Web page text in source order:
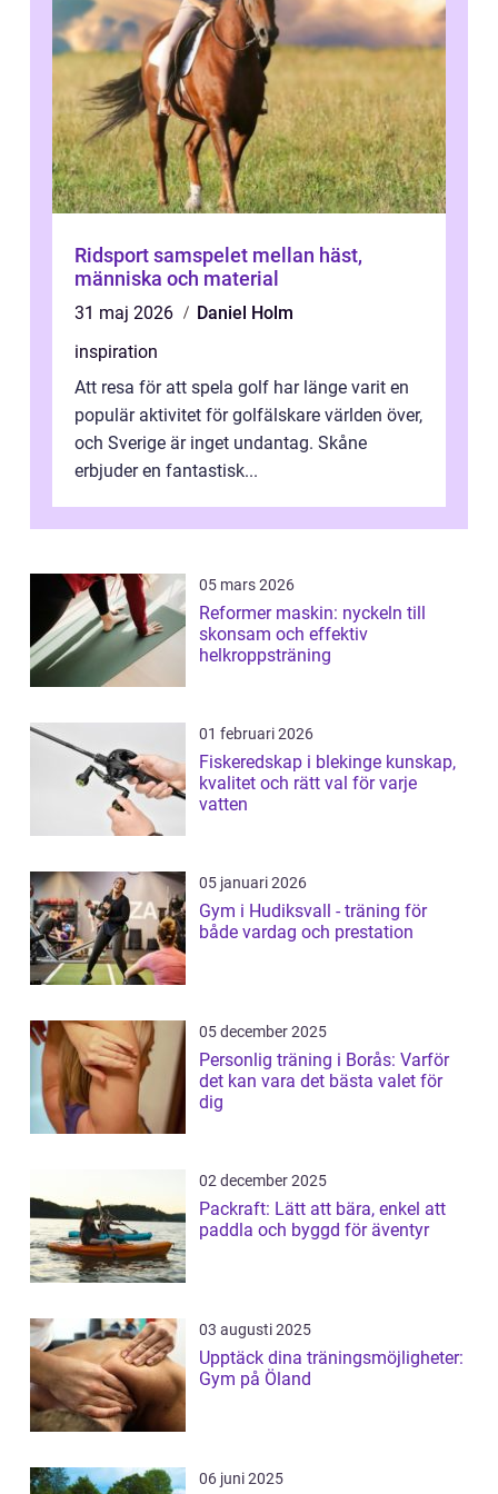
Ridsport samspelet mellan häst,
människa och material
31 maj 2026
Daniel Holm
inspiration
Att resa för att spela golf har länge varit en
populär aktivitet för golfälskare världen över,
och Sverige är inget undantag. Skåne
erbjuder en fantastisk...
05 mars 2026
Reformer maskin: nyckeln till
skonsam och effektiv
helkroppsträning
01 februari 2026
Fiskeredskap i blekinge kunskap,
kvalitet och rätt val för varje
vatten
05 januari 2026
Gym i Hudiksvall - träning för
både vardag och prestation
05 december 2025
Personlig träning i Borås: Varför
det kan vara det bästa valet för
dig
02 december 2025
Packraft: Lätt att bära, enkel att
paddla och byggd för äventyr
03 augusti 2025
Upptäck dina träningsmöjligheter:
Gym på Öland
06 juni 2025